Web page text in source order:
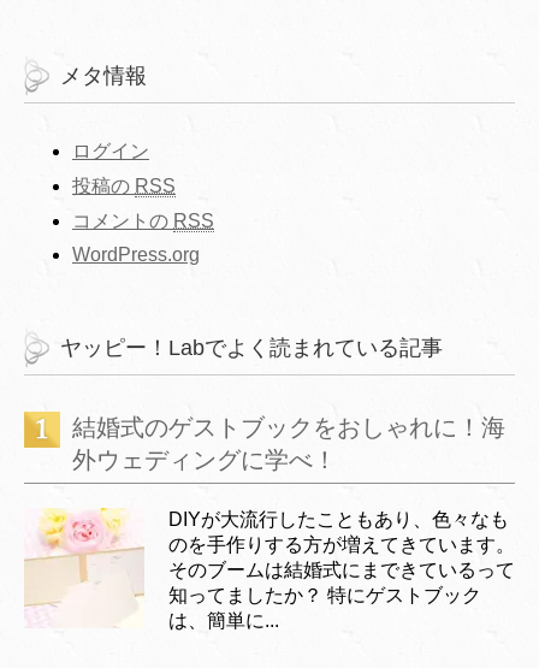
メタ情報
ログイン
投稿の RSS
コメントの RSS
WordPress.org
ヤッピー！Labでよく読まれている記事
結婚式のゲストブックをおしゃれに！海
外ウェディングに学べ！
DIYが大流行したこともあり、色々なも
のを手作りする方が増えてきています。
そのブームは結婚式にまできているって
知ってましたか？ 特にゲストブック
は、簡単に...